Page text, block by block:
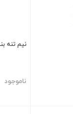
نیم تنه
ناموجود